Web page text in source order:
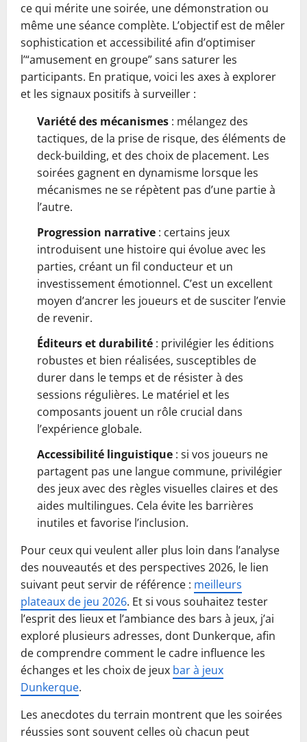
ce qui mérite une soirée, une démonstration ou
même une séance complète. L’objectif est de mêler
sophistication et accessibilité afin d’optimiser
l’“amusement en groupe” sans saturer les
participants. En pratique, voici les axes à explorer
et les signaux positifs à surveiller :
Variété des mécanismes : mélangez des
tactiques, de la prise de risque, des éléments de
deck-building, et des choix de placement. Les
soirées gagnent en dynamisme lorsque les
mécanismes ne se répètent pas d’une partie à
l’autre.
Progression narrative : certains jeux
introduisent une histoire qui évolue avec les
parties, créant un fil conducteur et un
investissement émotionnel. C’est un excellent
moyen d’ancrer les joueurs et de susciter l’envie
de revenir.
Éditeurs et durabilité : privilégier les éditions
robustes et bien réalisées, susceptibles de
durer dans le temps et de résister à des
sessions régulières. Le matériel et les
composants jouent un rôle crucial dans
l’expérience globale.
Accessibilité linguistique : si vos joueurs ne
partagent pas une langue commune, privilégier
des jeux avec des règles visuelles claires et des
aides multilingues. Cela évite les barrières
inutiles et favorise l’inclusion.
Pour ceux qui veulent aller plus loin dans l’analyse
des nouveautés et des perspectives 2026, le lien
suivant peut servir de référence : meilleurs
plateaux de jeu 2026. Et si vous souhaitez tester
l’esprit des lieux et l’ambiance des bars à jeux, j’ai
exploré plusieurs adresses, dont Dunkerque, afin
de comprendre comment le cadre influence les
échanges et les choix de jeux bar à jeux
Dunkerque.
Les anecdotes du terrain montrent que les soirées
réussies sont souvent celles où chacun peut